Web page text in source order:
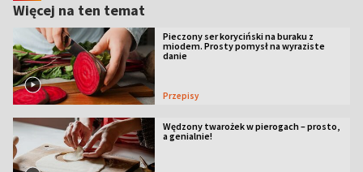
Więcej na ten temat
Pieczony ser koryciński na buraku z
miodem. Prosty pomysł na wyraziste
danie
Przepisy
Wędzony twarożek w pierogach – prosto,
a genialnie!